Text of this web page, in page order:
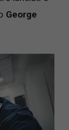
George